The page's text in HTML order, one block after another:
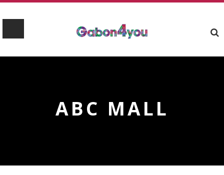
ABC MALL